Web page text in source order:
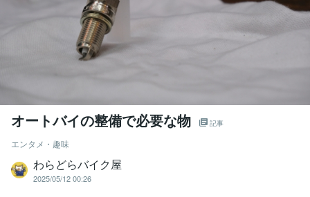
オートバイの整備で必要な物 記事
エンタメ・趣味
わらどらバイク屋
2025/05/12 00:26